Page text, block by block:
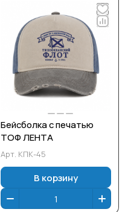
Бейсболка с печатью
ТОФ ЛЕНТА
Арт. КПК-45
В корзину